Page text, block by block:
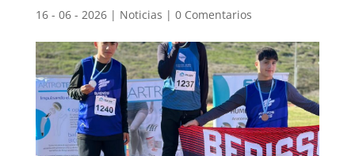
16 - 06 - 2026| Noticias | 0 Comentarios